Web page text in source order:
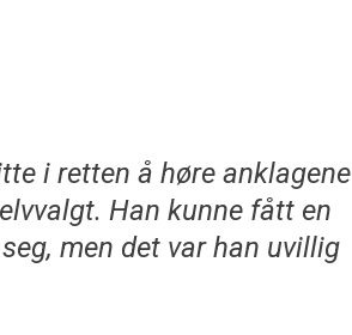
i retten å høre anklagene
Han kunne fått en
men det var han uvillig